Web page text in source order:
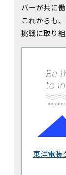
バーが共に
これからも
挑戦に取り組
東洋電装